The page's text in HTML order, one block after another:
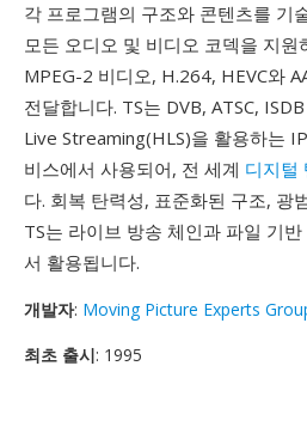
각 프로그램의 구조와 콘텐츠를 기
모든 오디오 및 비디오 코덱을 지원
MPEG-2 비디오, H.264, HEVC와
전달합니다. TS는 DVB, ATSC,
Live Streaming(HLS)을 활용하는
비스에서 사용되어, 전 세계 디지털
다. 회복 탄력성, 표준화된 구조, 광
TS는 라이브 방송 체인과 파일 기
서 활용됩니다.
개발자: Moving Picture Experts
최초 출시: 1995